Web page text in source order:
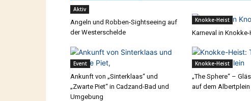
Aktiv
Angeln und Robben-Sightseeing auf
der Westerschelde
Knokke-Heist
Karneval in
Event
Ankunft von „Sinterklaas“ und
„Zwarte Piet“ in Cadzand-Bad und
Umgebung
Knokke-Heist
„The Sphere“ –
auf dem Albertplein